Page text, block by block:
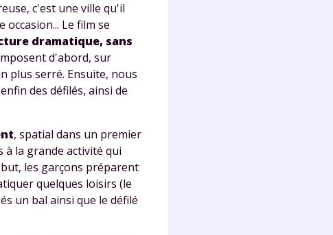
c'est une ville qu'il
Le film se
dramatique, sans
d'abord, sur
plus serré. Ensuite, nous
des défilés, ainsi de
, spatial dans un premier
la grande activité qui
les garçons préparent
quelques loisirs (le
un bal ainsi que le défilé